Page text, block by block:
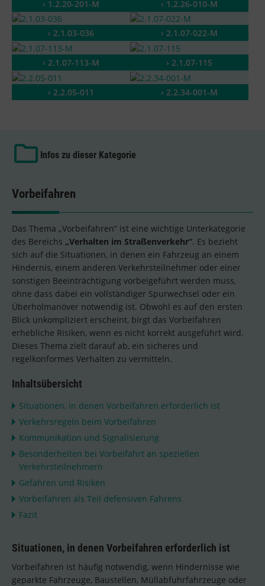
› 1.2.20-201-M › 1.2.26-010-M
› 2.1.03-036 › 2.1.07-022-M
› 2.1.07-113-M › 2.1.07-115
› 2.2.05-011 › 2.2.34-001-M
Infos zu dieser Kategorie
Vorbeifahren
Das Thema „Vorbeifahren“ ist eine wichtige Unterkategorie
des Bereichs „Verhalten im Straßenverkehr“. Es bezieht
sich auf die Situationen, in denen ein Fahrzeug an einem
Hindernis, einem anderen Verkehrsteilnehmer oder einer
sonstigen Beeinträchtigung vorbeigeführt werden muss,
ohne dass dabei ein vollständiger Spurwechsel oder ein
Überholmanöver notwendig ist. Obwohl es auf den ersten
Blick unkompliziert erscheint, birgt das Vorbeifahren
erhebliche Risiken, wenn es nicht korrekt ausgeführt wird.
Dieses Thema zielt darauf ab, ein sicheres und
regelkonformes Verhalten zu vermitteln.
Inhaltsübersicht
Situationen, in denen Vorbeifahren erforderlich ist
Verkehrsregeln beim Vorbeifahren
Kommunikation und Signalisierung
Besonderheiten bei Vorbeifahrt an speziellen
Verkehrsteilnehmern
Gefahren und Risiken
Vorbeifahren als Teil defensiven Fahrens
Fazit
Situationen, in denen Vorbeifahren erforderlich ist
Vorbeifahren ist häufig notwendig, wenn Hindernisse wie
geparkte Fahrzeuge, Baustellen, Müllabfuhrfahrzeuge oder